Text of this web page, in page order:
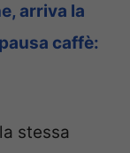
arriva la
caffè:
stessa